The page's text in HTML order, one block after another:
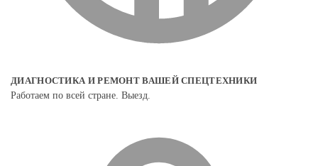
ДИАГНОСТИКА И РЕМОНТ ВАШЕЙ СПЕЦТЕХНИКИ
Работаем по всей стране. Выезд.